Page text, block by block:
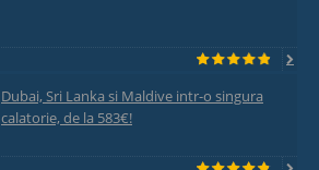
Dubai, Sri Lanka si Maldive intr-o singura
calatorie, de la 583€!